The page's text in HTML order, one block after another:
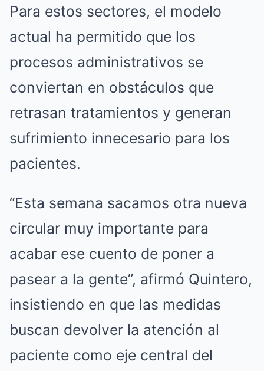
Para estos sectores, el modelo
actual ha permitido que los
procesos administrativos se
conviertan en obstáculos que
retrasan tratamientos y generan
sufrimiento innecesario para los
pacientes.
“Esta semana sacamos otra nueva
circular muy importante para
acabar ese cuento de poner a
pasear a la gente”, afirmó Quintero,
insistiendo en que las medidas
buscan devolver la atención al
paciente como eje central del